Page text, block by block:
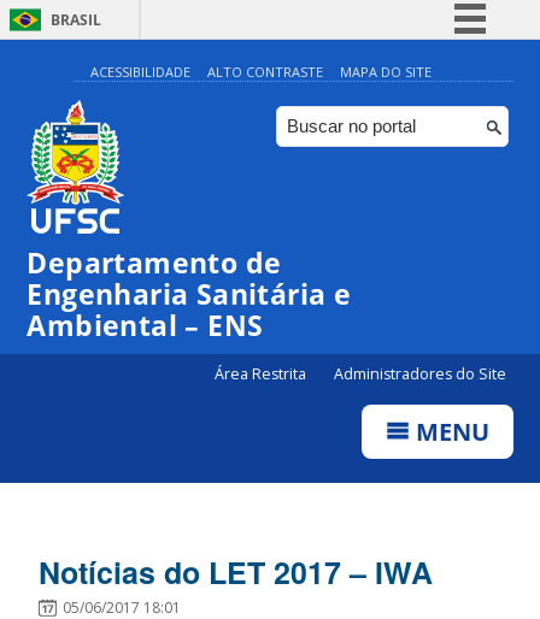
BRASIL
Simplifique!
Comunica BR
Participe
ACESSIBILIDADE ALTO CONTRASTE MAPA DO SITE
Departamento de
Engenharia Sanitária e
Ambiental – ENS
Área Restrita Administradores do Site
MENU
Notícias do LET 2017 – IWA
05/06/2017 18:01